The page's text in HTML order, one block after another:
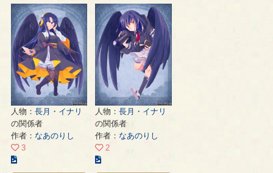
人物： 長月・イナリ
の関係者
作者： なあのりし
3
人物：長月・イナリ
の関係者
作者：なあのりし
2